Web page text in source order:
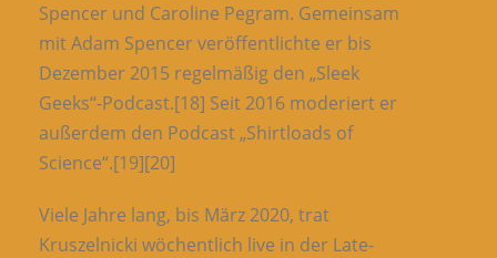
Spencer und Caroline Pegram. Gemeinsam
mit Adam Spencer veröffentlichte er bis
Dezember 2015 regelmäßig den „Sleek
Geeks“-Podcast.[18] Seit 2016 moderiert er
außerdem den Podcast „Shirtloads of
Science“.[19][20]
Viele Jahre lang, bis März 2020, trat
Kruszelnicki wöchentlich live in der Late-